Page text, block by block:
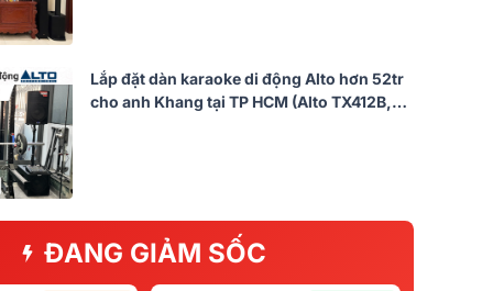
Lắp đặt dàn karaoke di động Alto hơn 52tr
cho anh Khang tại TP HCM (Alto TX412B,
ĐANG GIẢM SỐC